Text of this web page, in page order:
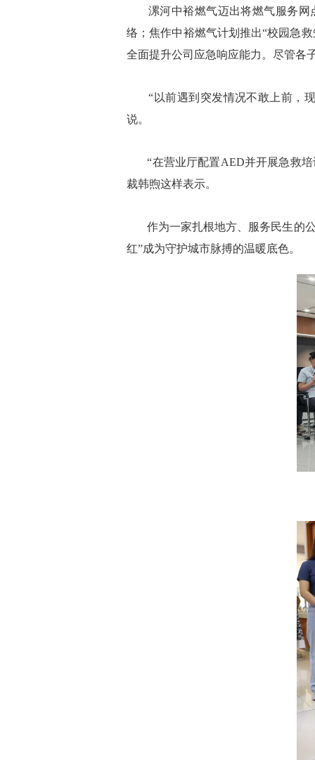
漯河中裕燃气迈出将燃气服务网点
络；焦作中裕燃气计划推出“校园急
全面提升公司应急响应能力。尽管各
“以前遇到突发情况不敢上前，现
说。
“在营业厅配置AED并开展急救培
裁韩煦这样表示。
作为一家扎根地方、服务民生的公
红”成为守护城市脉搏的温暖底色。